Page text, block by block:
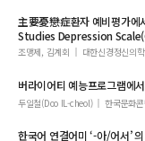
한일 고대의 혼인제와 여성
20세기초 재조일본인의 문
中世伊勢物語注釈の思
「沈黙と疲労の美学」
説得戦略としてのエー
主要憂戀症환자 예비평가
Studies Depression
조맹제, 김계회 대한신경정신의
버라이어티 예능프로그램에서
두일철(Doo IL-cheol) 한국문화
한국어 연결어미 ‘-아/어서’의